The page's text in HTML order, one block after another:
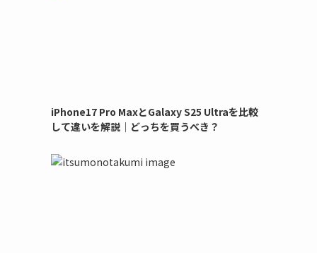
iPhone17 Pro MaxとGalaxy S25 Ultraを比較
して違いを解説｜どっちを買うべき？